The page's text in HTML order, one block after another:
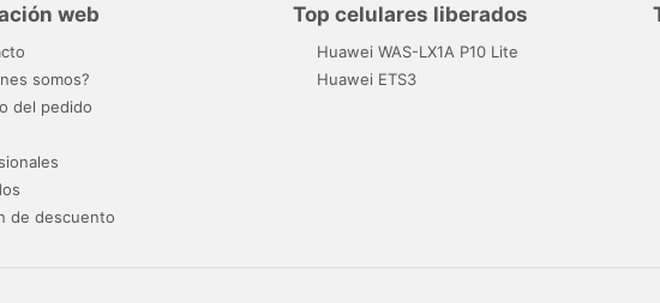
web
somos?
del pedido
de descuento
Top celulares liberados
Huawei WAS-LX1A P10 Lite
Huawei ETS3